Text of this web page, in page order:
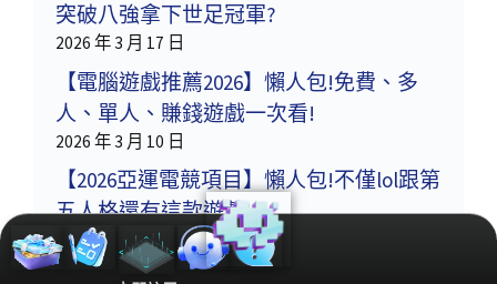
突破八強拿下世足冠軍?
2026 年 3 月 17 日
【電腦遊戲推薦2026】懶人包!免費、多
人、單人、賺錢遊戲一次看!
2026 年 3 月 10 日
【2026亞運電競項目】懶人包!不僅lol跟第
五人格還有這款遊戲!
2026 年 3 月 3 日